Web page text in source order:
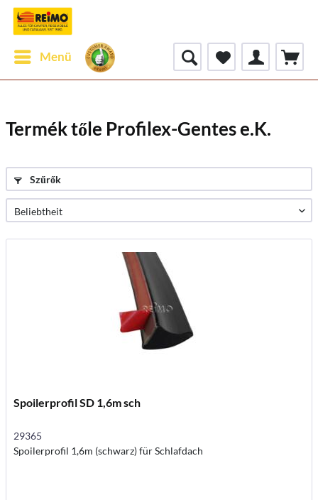
Menü
Termék tőle Profilex-Gentes e.K.
Szűrők
Spoilerprofil SD 1,6m sch
29365
Spoilerprofil 1,6m (schwarz) für Schlafdach